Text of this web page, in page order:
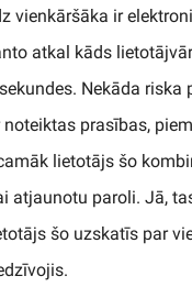
vienkāršāka ir
atkal kāds
Nekāda riska
prasības,
lietotājs šo
atjaunotu paroli. Jā,
šo uzskatīs par